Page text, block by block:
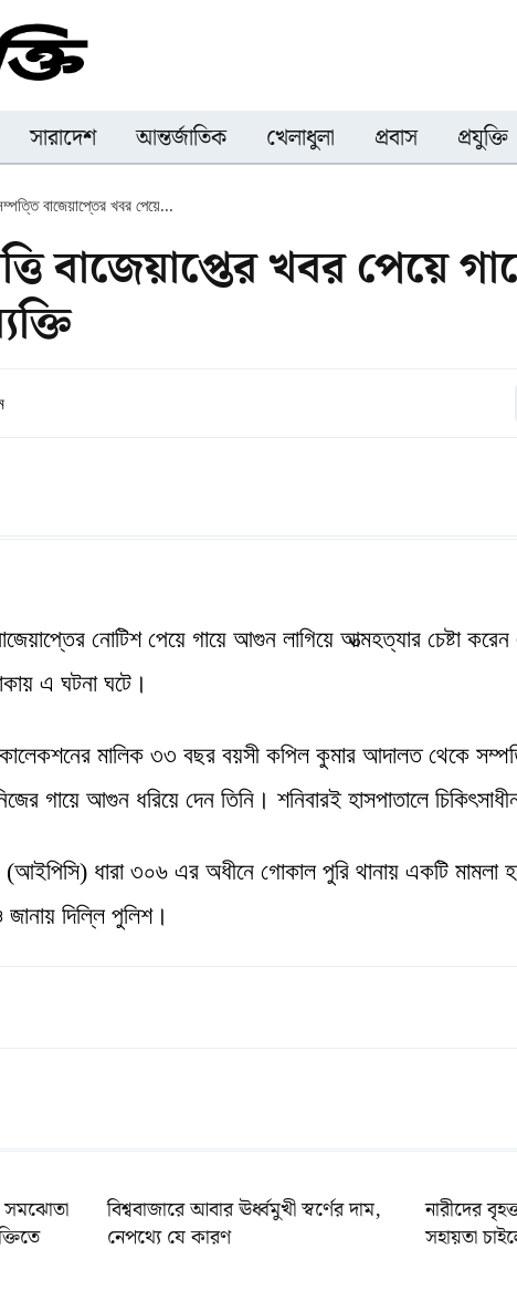
সারাদেশ আন্তর্জাতিক খেলাধুলা প্রবাস প্রযুক্তি
বাজেয়াপ্তের খবর পেয়ে...
বাজেয়াপ্তের খবর পেয়ে
নোটিশ পেয়ে গায়ে আগুন লাগিয়ে আত্মহত্যার চেষ্টা
এ ঘটনা ঘটে।
মালিক ৩৩ বছর বয়সী কপিল কুমার আদালত থেকে
গায়ে আগুন ধরিয়ে দেন তিনি। শনিবারই হাসপাতালে
(আইপিসি) ধারা ৩০৬ এর অধীনে গোকাল পুরি থানায় একটি
দিল্লি পুলিশ।
সমঝোতা
বিশ্ববাজারে আবার ঊর্ধ্বমুখী স্বর্ণের দাম,
নেপথ্যে যে কারণ
নারীদের
সহায়তা